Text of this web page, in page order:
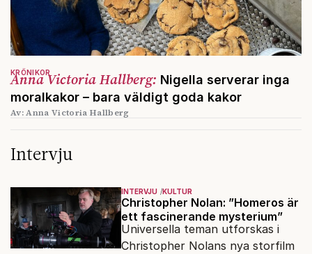
Anna Victoria Hallberg: Nigella serverar inga
moralkakor – bara väldigt goda kakor
KRÖNIKOR
Av: Anna Victoria Hallberg
Intervju
INTERVJU KULTUR
Christopher Nolan: ”Homeros är
ett fascinerande mysterium”
Universella teman utforskas i
Christopher Nolans nya storfilm